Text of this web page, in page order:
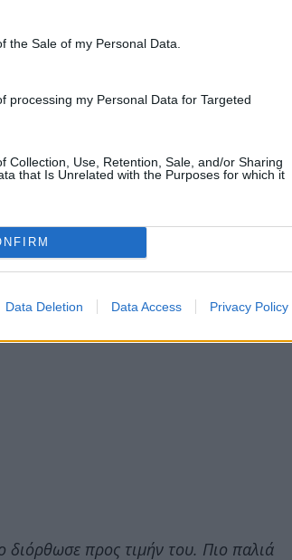
the Sale of my Personal Data.
processing my Personal Data for Targeted
Collection, Use, Retention, Sale, and/or Sharing
that Is Unrelated with the Purposes for which it
Data Deletion Data Access Privacy Policy
διόρθωσε προς τιμήν του. Πιο παλιά